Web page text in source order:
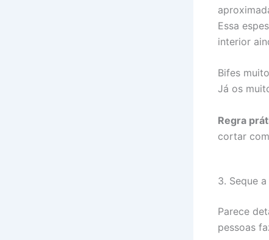
Essa
interior
Bifes
Já os
Regra
cortar
3. Seque
Parece
pessoas